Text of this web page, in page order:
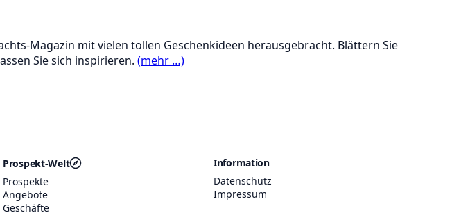
Magazin mit vielen tollen Geschenkideen herausgebracht. Blättern Sie
Sie sich inspirieren. (mehr …)
Prospekt-Welt
Prospekte
Angebote
Geschäfte
Information
Datenschutz
Impressum